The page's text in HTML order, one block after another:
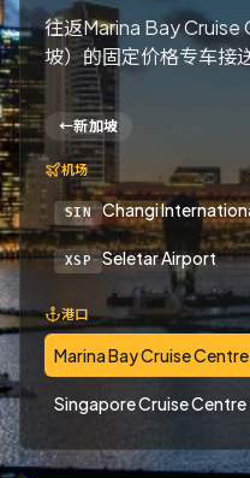
往返Marina Bay
坡）的固定价格专车接送
←新加坡
机场
SIN Changi
XSP Seletar Airport
港口
Marina Bay Cruise
Singapore Cruise Centre